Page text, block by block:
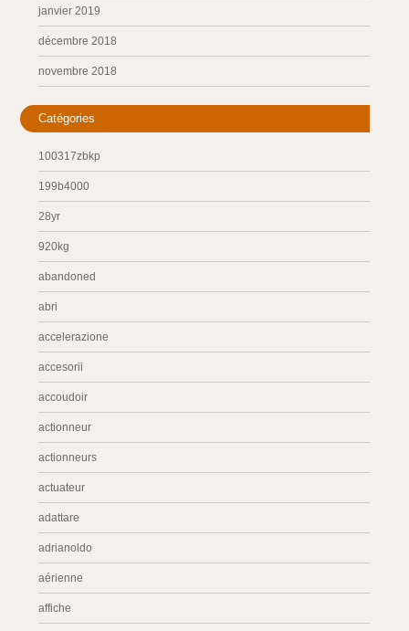
janvier 2019
décembre 2018
novembre 2018
Catégories
100317zbkp
199b4000
28yr
920kg
abandoned
abri
accelerazione
accesorii
accoudoir
actionneur
actionneurs
actuateur
adattare
adrianoldo
aérienne
affiche